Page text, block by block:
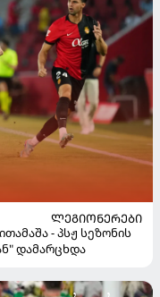
ᲚᲔᲒᲘᲝᲜᲔᲠᲔᲑᲘ
- პსჟ სეზონის
დამარცხდა